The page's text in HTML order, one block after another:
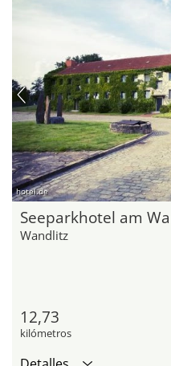
hotel.de
Seeparkhotel am
Wandlitz
12,73
kilómetros